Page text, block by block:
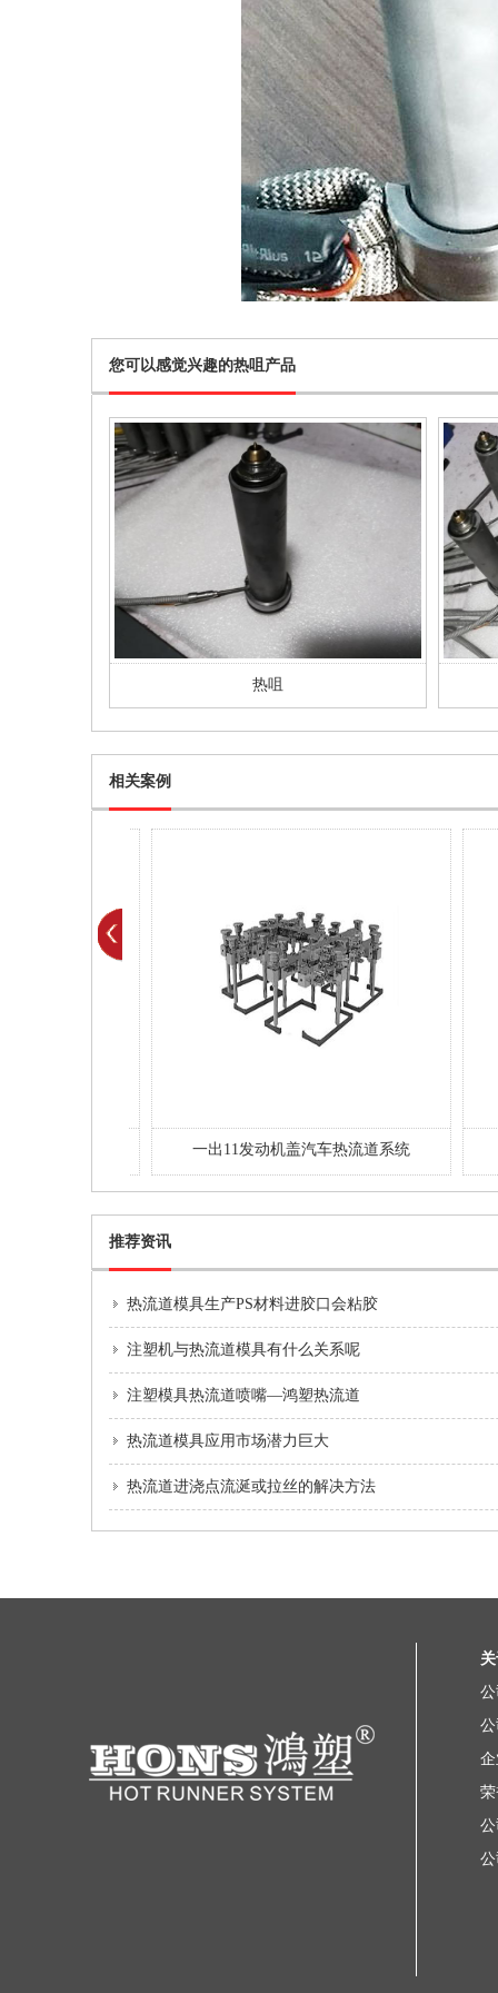
您可以感觉兴趣的热咀产品
热咀
相关案例
一出11发动机盖汽车热流道系统
推荐资讯
热流道模具生产PS材料进胶口会粘胶
注塑机与热流道模具有什么关系呢
注塑模具热流道喷嘴—鸿塑热流道
热流道模具应用市场潜力巨大
热流道进浇点流涎或拉丝的解决方法